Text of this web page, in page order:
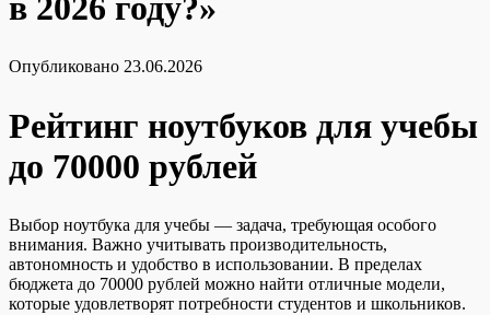
Опубликовано 23.06.2026
Рейтинг ноутбуков для учебы
до 70000 рублей
Выбор ноутбука для учебы — задача, требующая особого
внимания. Важно учитывать производительность,
автономность и удобство в использовании. В пределах
бюджета до 70000 рублей можно найти отличные модели,
которые удовлетворят потребности студентов и школьников.